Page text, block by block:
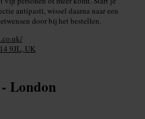
antipasti, wissel daarna naar een
door bij het bestellen.
9JL, UK
London